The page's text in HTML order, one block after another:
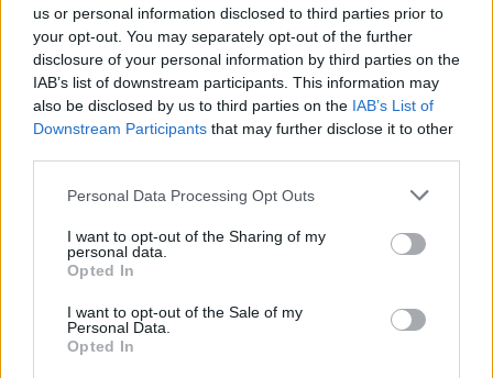
us or personal information disclosed to third parties prior to
your opt-out. You may separately opt-out of the further
disclosure of your personal information by third parties on the
IAB’s list of downstream participants. This information may
also be disclosed by us to third parties on the IAB’s List of
Downstream Participants that may further disclose it to other
Please note that this website/app uses one or more Google
not limited to your visit or usage behaviour. You may click to
grant or deny consent to Google and its third-party tags to
use your data for below specified purposes in below Google
consent section.
Personal Data Processing Opt Outs
I want to opt-out of the Sharing of my
personal data.
Opted In
I want to opt-out of the Sale of my
Personal Data.
Opted In